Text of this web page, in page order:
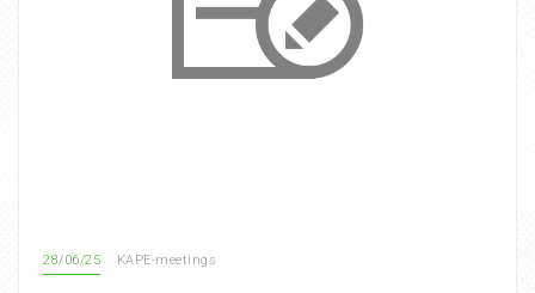
28/06/25 KAPE-meetings